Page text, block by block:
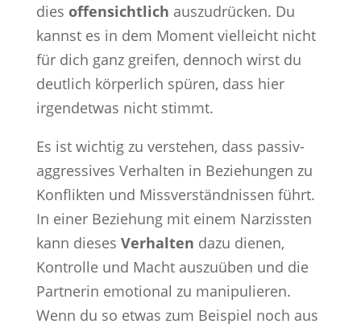
dies offensichtlich auszudrücken. Du
kannst es in dem Moment vielleicht nicht
für dich ganz greifen, dennoch wirst du
deutlich körperlich spüren, dass hier
irgendetwas nicht stimmt.
Es ist wichtig zu verstehen, dass passiv-
aggressives Verhalten in Beziehungen zu
Konflikten und Missverständnissen führt.
In einer Beziehung mit einem Narzissten
kann dieses Verhalten dazu dienen,
Kontrolle und Macht auszuüben und die
Partnerin emotional zu manipulieren.
Wenn du so etwas zum Beispiel noch aus